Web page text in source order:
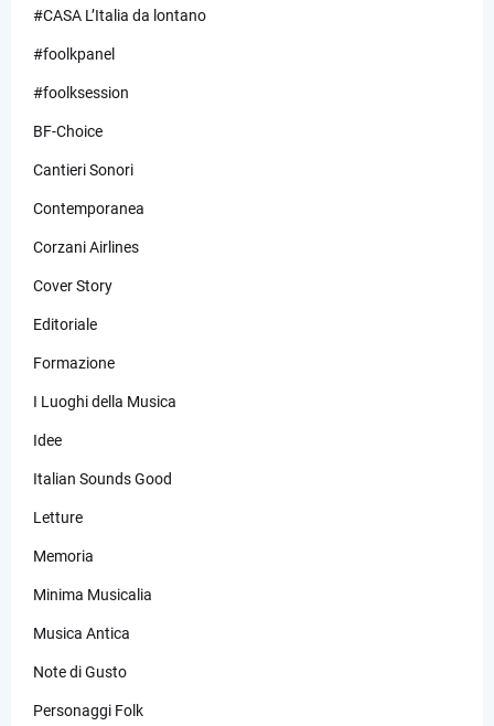
#CASA L’Italia da lontano
#foolkpanel
#foolksession
BF-Choice
Cantieri Sonori
Contemporanea
Corzani Airlines
Cover Story
Editoriale
Formazione
I Luoghi della Musica
Idee
Italian Sounds Good
Letture
Memoria
Minima Musicalia
Musica Antica
Note di Gusto
Personaggi Folk